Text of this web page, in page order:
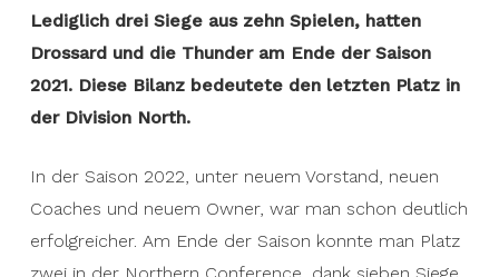
Lediglich drei Siege aus zehn Spielen, hatten
Drossard und die Thunder am Ende der Saison
2021. Diese Bilanz bedeutete den letzten Platz in
der Division North.
In der Saison 2022, unter neuem Vorstand, neuen
Coaches und neuem Owner, war man schon deutlich
erfolgreicher. Am Ende der Saison konnte man Platz